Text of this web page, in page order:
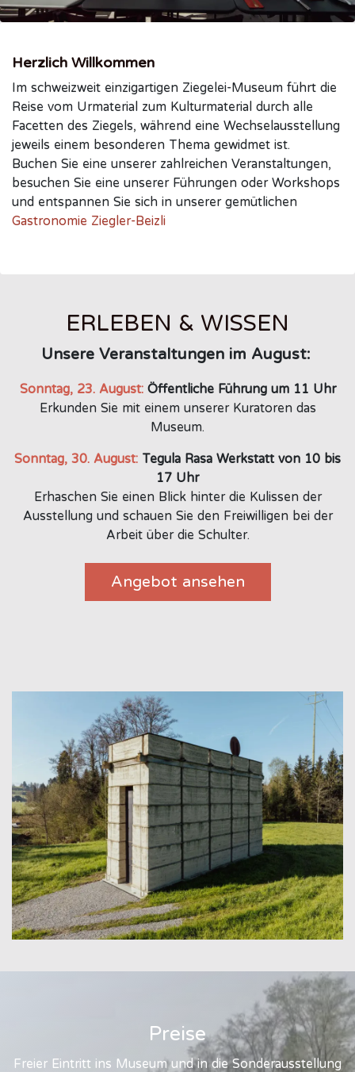
Herzlich Willkommen
Im schweizweit einzigartigen Ziegelei-Museum führt die
Reise vom Urmaterial zum Kulturmaterial durch alle
Facetten des Ziegels, während eine Wechselausstellung
jeweils einem besonderen Thema gewidmet ist.
Buchen Sie eine unserer zahlreichen Veranstaltungen,
besuchen Sie eine unserer Führungen oder Workshops
und entspannen Sie sich in unserer gemütlichen
Gastronomie Ziegler-Beizli
ERLEBEN & WISSEN
Unsere Veranstaltungen im August:
Sonntag, 23. August:​Öffentliche Führung um 11 Uhr
Erkunden Sie mit einem unserer Kuratoren das
Museum.
Sonntag, 30. August: Tegula Rasa Werkstatt von 10 bis
17 Uhr
Erhaschen Sie einen Blick hinter die Kulissen der
Ausstellung und schauen Sie den Freiwilligen bei der
Arbeit über die Schulter.
Angebot ansehen
Preise
Freier Eintritt ins Museum und in die Sonderausstellung